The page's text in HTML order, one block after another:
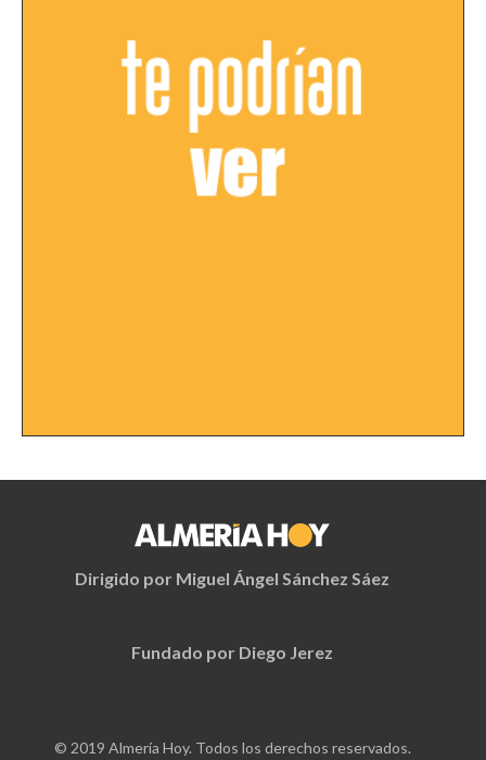
Dirigido por Miguel Ángel Sánchez Sáez
Fundado por Diego Jerez
© 2019 Almería Hoy. Todos los derechos reservados.